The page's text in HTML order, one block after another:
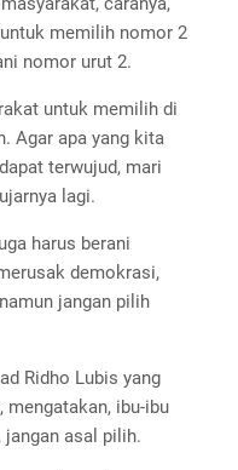
memilih nomor 2
nomor urut 2.
untuk memilih di
Agar apa yang kita
terwujud, mari
lagi.
harus berani
demokrasi,
jangan pilih
Ridho Lubis yang
ibu-ibu
asal pilih.